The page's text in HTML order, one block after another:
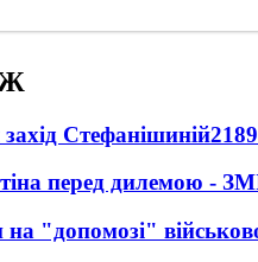
Стефанішиній
перед дилемою -
"допомозі"